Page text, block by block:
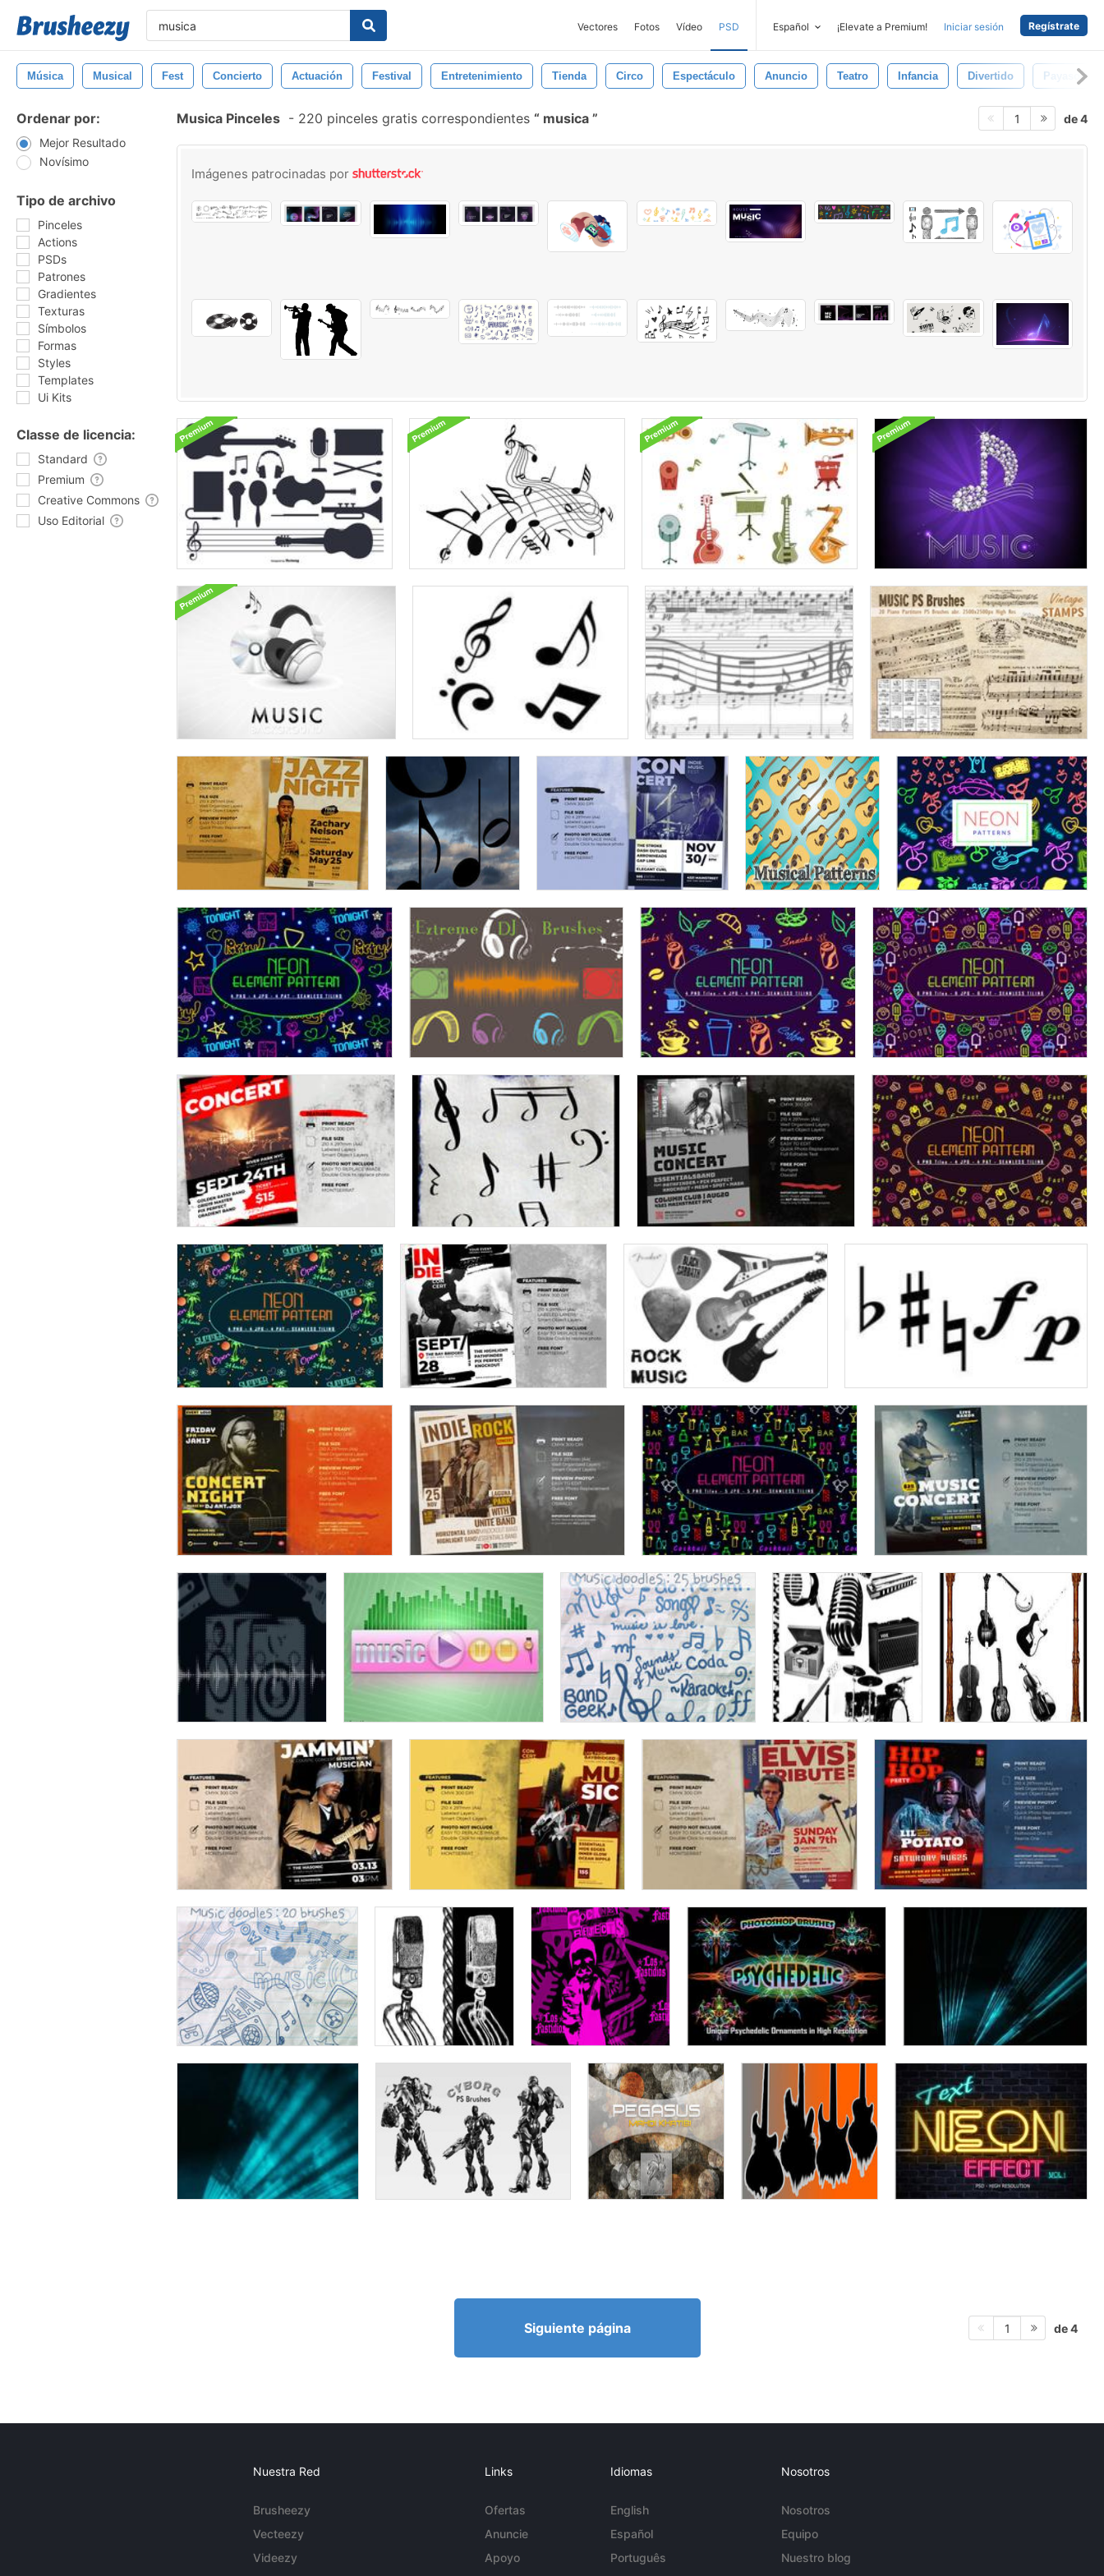
Vectores Fotos Vídeo PSD Español ¡Elevate a Premium! Iniciar sesión Regístrate
Música Musical Fest Concierto Actuación Festival Entretenimiento Tienda Circo Espectáculo Anuncio Teatro Infancia Divertido Payaso
Ordenar por:
Mejor Resultado
Novísimo
Tipo de archivo
Pinceles
Actions
PSDs
Patrones
Gradientes
Texturas
Símbolos
Formas
Styles
Templates
Ui Kits
Classe de licencia:
Standard
Premium
Creative Commons
Uso Editorial
Musica Pinceles - 220 pinceles gratis correspondientes musica 1 de 4
Imágenes patrocinadas por
Siguiente página 1 de 4
Nuestra Red
Brusheezy
Vecteezy
Videezy
Links
Ofertas
Anuncie
Apoyo
Idiomas
English
Español
Português
Nosotros
Nosotros
Equipo
Nuestro blog